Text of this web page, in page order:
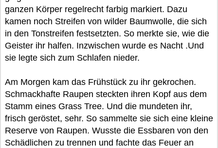
ganzen Körper regelrecht farbig markiert. Dazu
kamen noch Streifen von wilder Baumwolle, die sich
in den Tonstreifen festsetzten. So merkte sie, wie die
Geister ihr halfen. Inzwischen wurde es Nacht .Und
sie legte sich zum Schlafen nieder.
Am Morgen kam das Frühstück zu ihr gekrochen.
Schmackhafte Raupen steckten ihren Kopf aus dem
Stamm eines Grass Tree. Und die mundeten ihr,
frisch geröstet, sehr. So sammelte sie sich eine kleine
Reserve von Raupen. Wusste die Essbaren von den
Schädlichen zu trennen und fachte das Feuer an